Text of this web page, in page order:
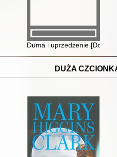
Duma i uprzedzenie
DUŻA